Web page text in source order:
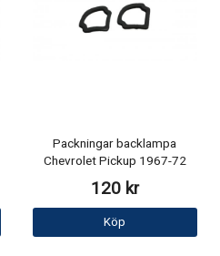
Packningar backlampa
Chevrolet Pickup 1967-72
120 kr
Köp